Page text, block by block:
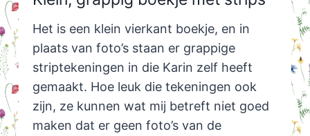
Het is een klein vierkant boekje, en in
plaats van foto’s staan er grappige
striptekeningen in die Karin zelf heeft
gemaakt. Hoe leuk die tekeningen ook
zijn, ze kunnen wat mij betreft niet goed
maken dat er geen foto’s van de